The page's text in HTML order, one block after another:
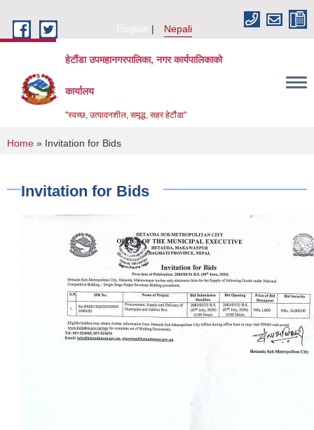
English
Nepali
हेटौंडा उपमहानगरपालिका, नगर कार्यपालिकाको
कार्यालय
"स्वच्छ, उत्पादनशील, समृद्ध, सहर हेटौंडा"
You are here
Home » Invitation for Bids
Invitation for Bids